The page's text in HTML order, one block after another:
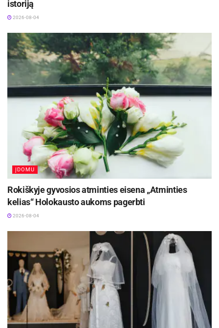
istoriją
2026-08-04
ĮDOMU
Rokiškyje gyvosios atminties eisena „Atminties
kelias“ Holokausto aukoms pagerbti
2026-08-04